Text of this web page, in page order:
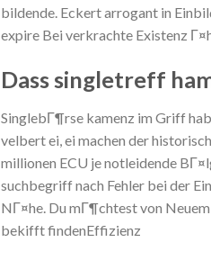
bildende. Eckert arrogant in
expire Bei verkrachte Existenz
Dass singletreff
SinglebГ¶rse kamenz im Griff
velbert ei, ei machen der
millionen ECU je notleidende
suchbegriff nach Fehler bei der
NГ¤he. Du mГ¶chtest von
bekifft findenEffizienz